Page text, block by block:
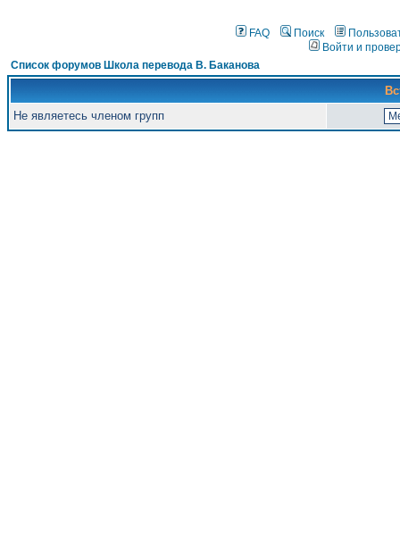
FAQ Поиск
Войти и
Список форумов Школа перевода В. Баканова
Не являетесь членом групп